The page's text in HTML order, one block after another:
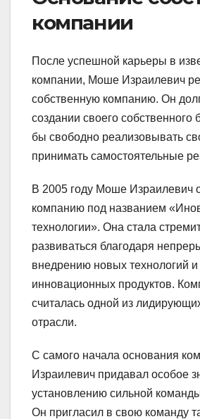
компании
После успешной карьеры в
компании, Моше Израилевич
собственную компанию. Он
создании своего собственного
бы свободно реализовывать
принимать самостоятельные
В 2005 году Моше Израилевич
компанию под названием
технологии». Она стала
развиваться благодаря
внедрению новых технологий и
инновационных продуктов.
считалась одной из
отрасли.
С самого начала основания
Израилевич придавал особое
установлению сильной
Он пригласил в свою команду